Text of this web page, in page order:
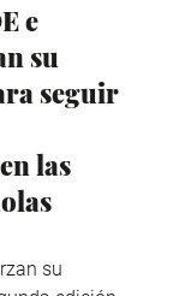
e
su
seguir
las
su